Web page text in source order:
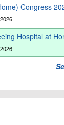
Congress
Hospital at